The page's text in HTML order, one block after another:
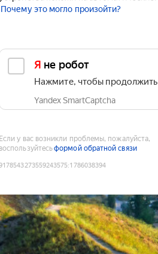
Почему это могло произойти?
Я не робот
Нажмите, чтобы продолжить
Yandex SmartCaptcha
Если у вас возникли проблемы, пожалуйста,
воспользуйтесьформой обратной связи
:1786038394